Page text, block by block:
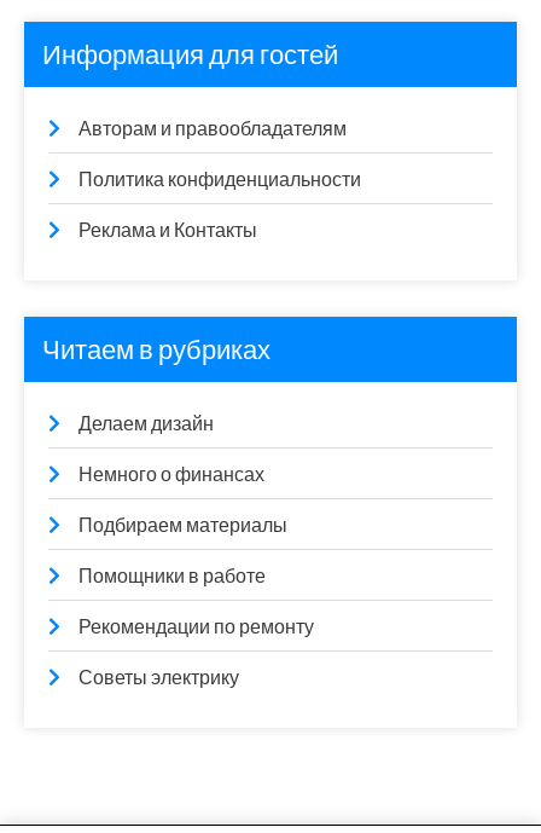
Информация для гостей
Авторам и правообладателям
Политика конфиденциальности
Реклама и Контакты
Читаем в рубриках
Делаем дизайн
Немного о финансах
Подбираем материалы
Помощники в работе
Рекомендации по ремонту
Советы электрику